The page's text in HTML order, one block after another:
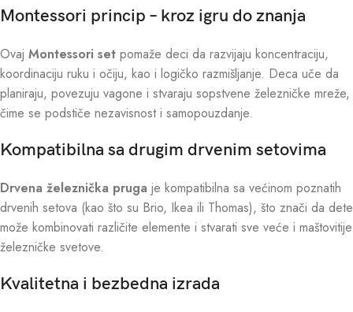
Montessori princip – kroz igru do znanja
Ovaj Montessori set pomaže deci da razvijaju koncentraciju,
koordinaciju ruku i očiju, kao i logičko razmišljanje. Deca uče da
planiraju, povezuju vagone i stvaraju sopstvene železničke mreže,
čime se podstiče nezavisnost i samopouzdanje.
Kompatibilna sa drugim drvenim setovima
Drvena železnička pruga je kompatibilna sa većinom poznatih
drvenih setova (kao što su Brio, Ikea ili Thomas), što znači da dete
može kombinovati različite elemente i stvarati sve veće i maštovitije
železničke svetove.
Kvalitetna i bezbedna izrada